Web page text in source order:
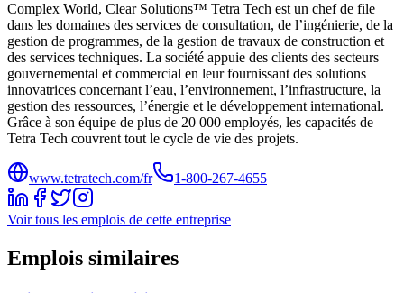
Complex World, Clear Solutions™ Tetra Tech est un chef de file
dans les domaines des services de consultation, de l’ingénierie, de la
gestion de programmes, de la gestion de travaux de construction et
des services techniques. La société appuie des clients des secteurs
gouvernemental et commercial en leur fournissant des solutions
innovatrices concernant l’eau, l’environnement, l’infrastructure, la
gestion des ressources, l’énergie et le développement international.
Grâce à son équipe de plus de 20 000 employés, les capacités de
Tetra Tech couvrent tout le cycle de vie des projets.
www.tetratech.com/fr 1-800-267-4655
Voir tous les emplois de cette entreprise
Emplois similaires